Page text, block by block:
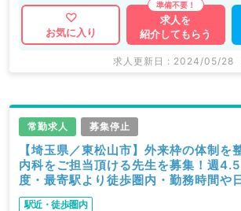
お気に入り
求人を
紹介してもらう
求人更新日 : 2024/05/28
常勤求人 募集停止
【埼玉県／東松山市】外来枠の体制を
内科をご担当頂ける先生を募集！週
度・最寄駅より徒歩圏内・勤務時間や
（内科系／常勤）
駅近・徒歩圏内